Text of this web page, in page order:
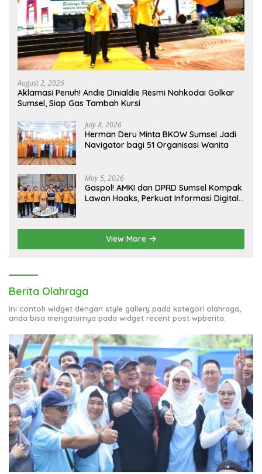
August 2, 2026
Aklamasi Penuh! Andie Dinialdie Resmi Nahkodai Golkar
Sumsel, Siap Gas Tambah Kursi
July 8, 2026
Herman Deru Minta BKOW Sumsel Jadi
Navigator bagi 51 Organisasi Wanita
May 5, 2026
Gaspol! AMKI dan DPRD Sumsel Kompak
Lawan Hoaks, Perkuat Informasi Digital
View More
Berita Olahraga
Ini contoh widget dengan style gallery pada kategori olahraga,
anda bisa mengaturnya pada widget recent post wpberita.